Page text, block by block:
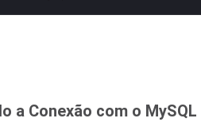
a Conexão com o MySQL